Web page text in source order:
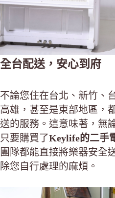
全台配送，安心到府
不論您住在台北、新竹、
高雄，甚至是東部地區，
送的服務。這意味著，無
只要購買了Keylife的二手
團隊都能直接將樂器安全
除您自行處理的麻煩。